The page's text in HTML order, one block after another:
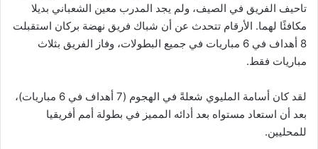
تاحيف الفريق في الصيف، ولم يجد المدرب معين الشعباني بديلا
مكافئًا لهما. الأرقام تتحدث عن أن شباك فريق نهضة بركان استقبلت
8 أهداف في 6 مباريات في جميع البطولات، وفاز الفريق بثلاث
مباريات فقط.
لقد كان أسامة المليوي شعلةً في الهجوم (7 أهداف في 6 مباريات)،
بعد أن استعاد مستواه بعد أدائه المميز في بطولة أمم أفريقيا
للمحليين.